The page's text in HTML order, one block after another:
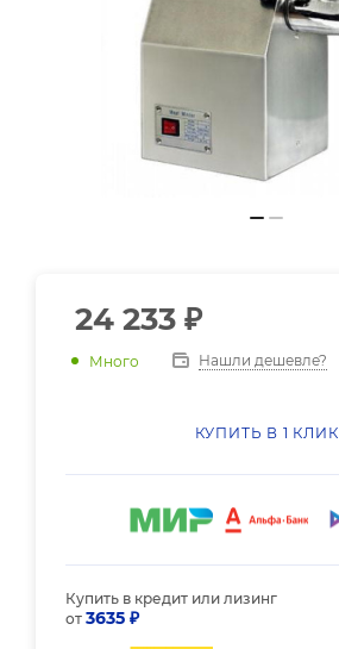
24 233 ₽
Много Нашли дешевле?
КУПИТЬ В 1 КЛИК
Купить в кредит или лизинг
от 3635 ₽